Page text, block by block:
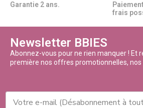
Garantie 2 ans.
frais
Newsletter BBIES
Abonnez-vous pour ne rien manquer ! Et
première nos offres promotionnelles, nos